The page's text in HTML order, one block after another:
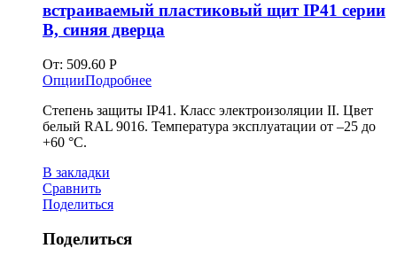
встраиваемый пластиковый щит IP41 серии
B, синяя дверца
От: 509.60 Р
ОпцииПодробнее
Степень защиты IP41. Класс электроизоляции II. Цвет
белый RAL 9016. Температура эксплуатации от –25 до
+60 °С.
В закладки
Сравнить
Поделиться
Поделиться